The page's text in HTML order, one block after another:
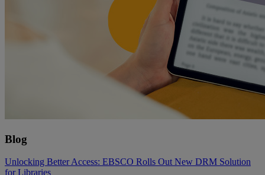
Blog
Unlocking Better Access: EBSCO Rolls Out New DRM Solution
for Libraries